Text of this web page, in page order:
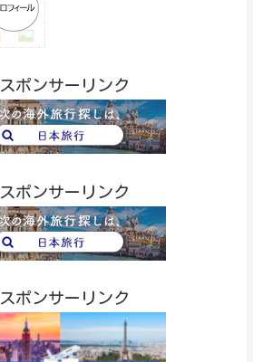
スポンサーリンク
スポンサーリンク
スポンサーリンク